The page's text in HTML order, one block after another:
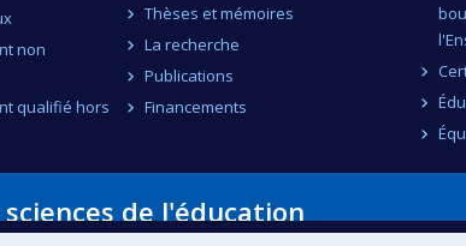
non
qualifié hors
Thèses et mémoires
La recherche
Publications
Financements
de l'éducation